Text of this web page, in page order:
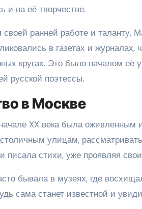
и на её творчестве.
своей ранней работе и таланту,
в газетах и
кругах. Это было началом её
русской поэтессы.
в Москве
XX века была
столичным улицам,
писала стихи, уже проявляя
бывала в музеях, где
сама станет известной и